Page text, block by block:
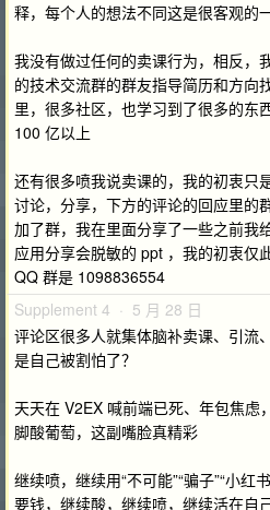
释，每个人的想法不同这是很客观的
我没有做过任何的卖课行为，相反，
的技术交流群的群友指导简历和方向
里，很多社区，也学习到了很多的东
100 亿以上
还有很多喷我说卖课的，我的初衷只
讨论，分享，下方的评论的回应里的
加了群，我在里面分享了一些之前我
应用分享会脱敏的 ppt ，我的初衷仅
QQ 群是 1098836554
Supplement 4 · 5 月 28 日
评论区很多人就集体脑补卖课、引流
是自己被割怕了？
天天在 V2EX 喊前端已死、年包焦虑
脚酸葡萄，这副嘴脸真精彩
继续喷，继续用“不可能”“骗子”“小红
要钱，继续酸，继续喷，继续活在自